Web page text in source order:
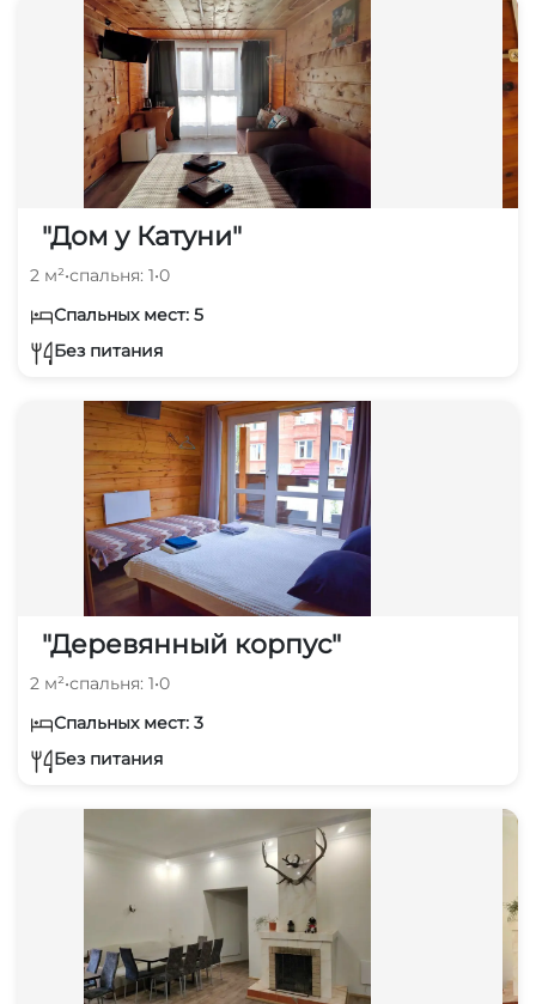
"Дом у Катуни"
2 м²•спальня: 1•0
Спальных мест: 5
Без питания
"Деревянный корпус"
2 м²•спальня: 1•0
Спальных мест: 3
Без питания